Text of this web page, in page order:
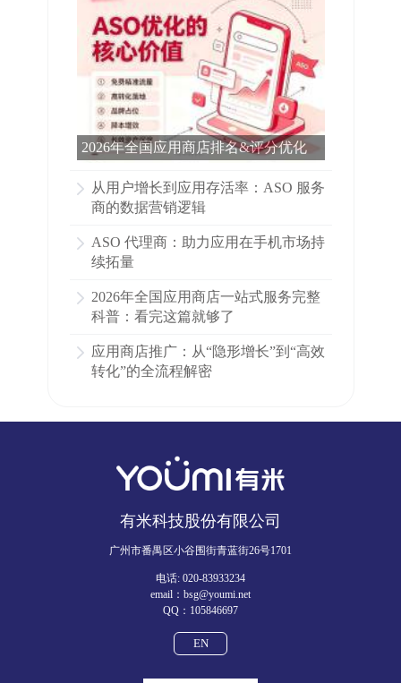
2026年全国应用商店排名&评分优化
从用户增长到应用存活率：ASO 服务
商的数据营销逻辑
ASO 代理商：助力应用在手机市场持
续拓量
2026年全国应用商店一站式服务完整
科普：看完这篇就够了
应用商店推广：从“隐形增长”到“高效
转化”的全流程解密
有米科技股份有限公司
广州市番禺区小谷围街青蓝街26号1701
电话: 020-83933234
email：bsg@youmi.net
QQ：105846697
EN